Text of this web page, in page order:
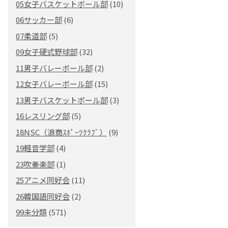
05女子バスケットボール部(10)
06サッカー部(6)
07柔道部(5)
09女子硬式野球部(32)
11男子バレーボール部(2)
12女子バレーボール部(15)
13男子バスケットボール部(3)
16レスリング部(5)
18NSC（浪商ｽﾎﾟｰﾂｸﾗﾌﾞ）
(9)
19軽音学部(4)
23吹奏楽部(1)
25アニメ同好会(11)
26韓国語同好会(2)
99未分類 (571)